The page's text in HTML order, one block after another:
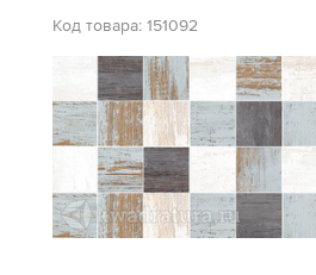
Код товара: 151092